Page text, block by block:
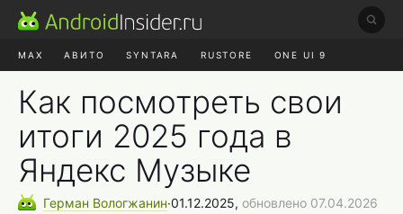
MAX АВИТО SYNTARA RUSTORE ONE UI 9
Как посмотреть свои
итоги 2025 года в
Яндекс Музыке
Герман Вологжанин∙01.12.2025, обновлено 07.04.2026